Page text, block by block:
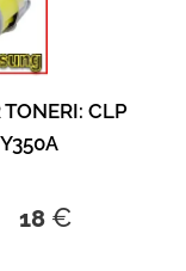
CLP
18 €